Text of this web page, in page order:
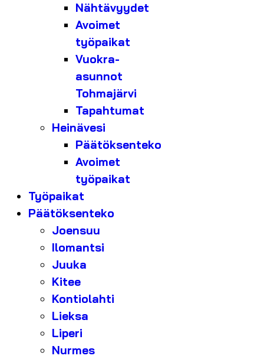
Nähtävyydet
Avoimet
työpaikat
Vuokra-
asunnot
Tohmajärvi
Tapahtumat
Heinävesi
Päätöksenteko
Avoimet
työpaikat
Työpaikat
Päätöksenteko
Joensuu
Ilomantsi
Juuka
Kitee
Kontiolahti
Lieksa
Liperi
Nurmes